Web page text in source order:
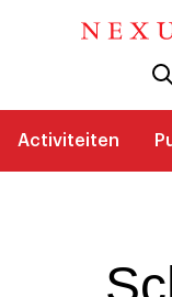
Activiteiten